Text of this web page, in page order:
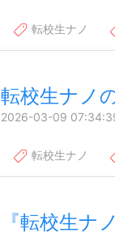
転校生ナノ
転校生ナノ
2026-03-09
転校生ナノ
『転校生ナ